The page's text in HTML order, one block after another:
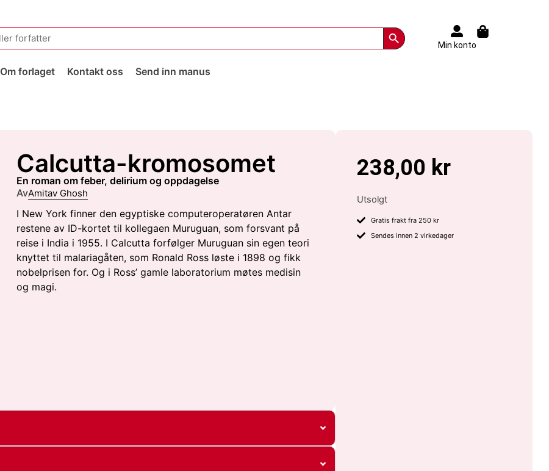
Search Button
Min konto
Om forlaget Kontakt oss Send inn manus
Calcutta-kromosomet
en roman om feber, delirium og oppdagelse
AvAmitav Ghosh
I New York finner den egyptiske computeroperatøren Antar
restene av ID-kortet til kollegaen Muruguan, som forsvant på
reise i India i 1955. I Calcutta forfølger Muruguan sin egen teori
knyttet til malariagåten, som Ronald Ross løste i 1898 og fikk
nobelprisen for. Og i Ross’ gamle laboratorium møtes medisin
og magi.
238,00 kr
Utsolgt
Gratis frakt fra 250 kr
Sendes innen 2 virkedager